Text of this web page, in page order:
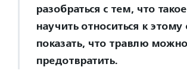
разобраться с тем, что
научить относиться к этому
показать, что травлю можно
предотвратить.